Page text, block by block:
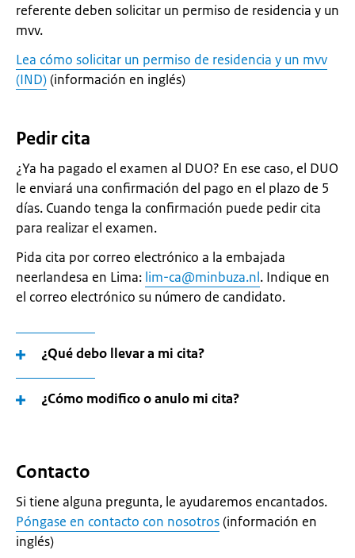
referente deben solicitar un permiso de residencia y un
mvv.
Lea cómo solicitar un permiso de residencia y un mvv
(IND)(información en inglés)
Pedir cita
¿Ya ha pagado el examen al DUO? En ese caso, el DUO
le enviará una confirmación del pago en el plazo de 5
días. Cuando tenga la confirmación puede pedir cita
para realizar el examen.
Pida cita por correo electrónico a la embajada
neerlandesa en Lima: lim-ca@minbuza.nl. Indique en
el correo electrónico su número de candidato.
¿Qué debo llevar a mi cita?
¿Cómo modifico o anulo mi cita?
Contacto
Si tiene alguna pregunta, le ayudaremos encantados.
Póngase en contacto con nosotros(información en
inglés)